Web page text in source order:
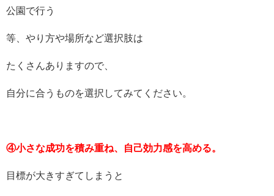
公園で行う
等、やり方や場所など選択肢は
たくさんありますので、
自分に合うものを選択してみてください。
④小さな成功を積み重ね、自己効力感を高める。
目標が大きすぎてしまうと